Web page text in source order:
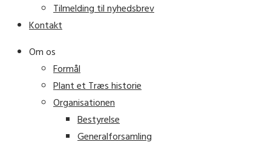
Tilmelding til nyhedsbrev
Kontakt
Om os
Formål
Plant et Træs historie
Organisationen
Bestyrelse
Generalforsamling